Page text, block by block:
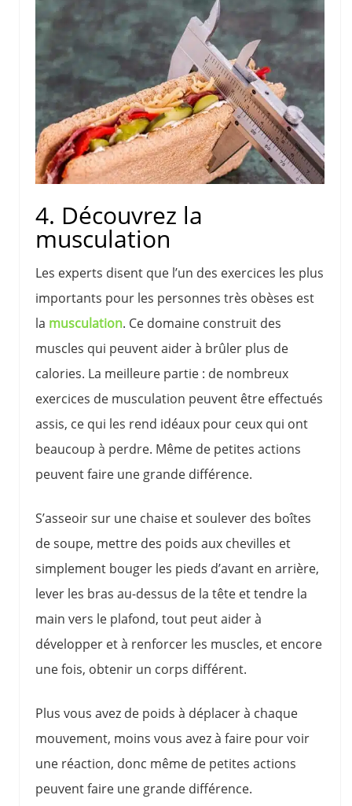
4. Découvrez la
musculation
Les experts disent que l’un des exercices les plus
importants pour les personnes très obèses est
la musculation. Ce domaine construit des
muscles qui peuvent aider à brûler plus de
calories. La meilleure partie : de nombreux
exercices de musculation peuvent être effectués
assis, ce qui les rend idéaux pour ceux qui ont
beaucoup à perdre. Même de petites actions
peuvent faire une grande différence.
S’asseoir sur une chaise et soulever des boîtes
de soupe, mettre des poids aux chevilles et
simplement bouger les pieds d’avant en arrière,
lever les bras au-dessus de la tête et tendre la
main vers le plafond, tout peut aider à
développer et à renforcer les muscles, et encore
une fois, obtenir un corps différent.
Plus vous avez de poids à déplacer à chaque
mouvement, moins vous avez à faire pour voir
une réaction, donc même de petites actions
peuvent faire une grande différence.